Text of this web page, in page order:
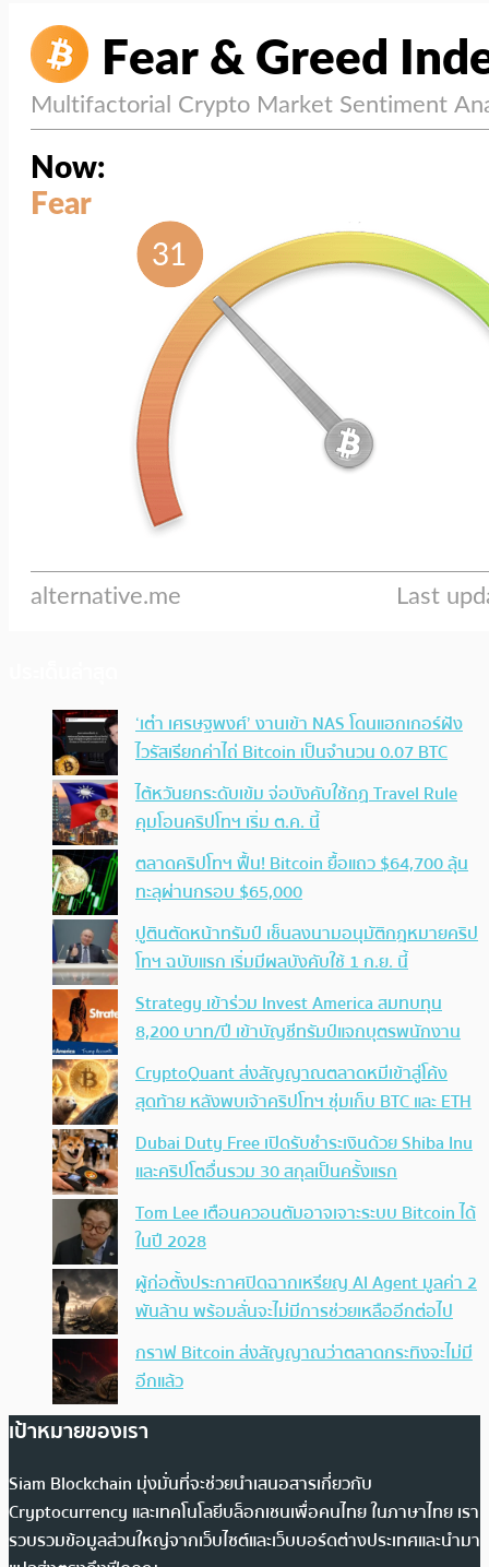
‘เต๋า เศรษฐพงศ์’ งานเข้า NAS โดนแฮกเกอร์ฝัง
ไวรัสเรียกค่าไถ่ Bitcoin เป็นจำนวน 0.07 BTC
ไต้หวันยกระดับเข้ม จ่อบังคับใช้กฏ Travel Rule
คุมโอนคริปโทฯ เริ่ม ต.ค. นี้
ตลาดคริปโทฯ ฟื้น! Bitcoin ยื้อแถว $64,700 ลุ้น
ทะลุผ่านกรอบ $65,000
ปูตินตัดหน้าทรัมป์ เซ็นลงนามอนุมัติกฎหมายคริป
โทฯ ฉบับแรก เริ่มมีผลบังคับใช้ 1 ก.ย. นี้
Strategy เข้าร่วม Invest America สมทบทุน
8,200 บาท/ปี เข้าบัญชีทรัมป์แจกบุตรพนักงาน
CryptoQuant ส่งสัญญาณตลาดหมีเข้าสู่โค้ง
สุดท้าย หลังพบเจ้าคริปโทฯ ซุ่มเก็บ BTC และ ETH
Dubai Duty Free เปิดรับชำระเงินด้วย Shiba Inu
และคริปโตอื่นรวม 30 สกุลเป็นครั้งแรก
Tom Lee เตือนควอนตัมอาจเจาะระบบ Bitcoin ได้
ในปี 2028
ผู้ก่อตั้งประกาศปิดฉากเหรียญ AI Agent มูลค่า 2
พันล้าน พร้อมลั่นจะไม่มีการช่วยเหลืออีกต่อไป
กราฟ Bitcoin ส่งสัญญาณว่าตลาดกระทิงจะไม่มี
อีกแล้ว
เป้าหมายของเรา
Siam Blockchain มุ่งมั่นที่จะช่วยนำเสนอสารเกี่ยวกับ
Cryptocurrency และเทคโนโลยีบล็อกเชนเพื่อคนไทย ในภาษาไทย เรา
รวบรวมข้อมูลส่วนใหญ่จากเว็บไซต์และเว็บบอร์ดต่างประเทศและนำมา